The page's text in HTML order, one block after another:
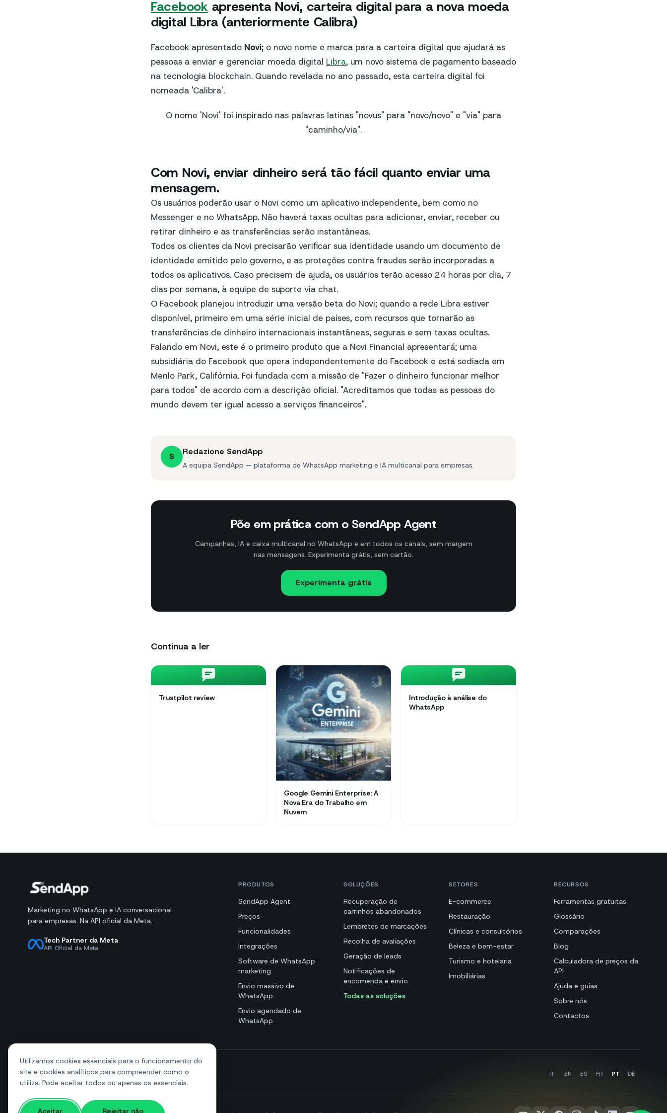
Utilizamos cookies essenciais para o funcionamento do
site e cookies analíticos para compreender como o
utiliza. Pode aceitar todos ou apenas os essenciais.
Aceitar Rejeitar não
Facebookapresenta Novi, carteira digital para a nova moeda
digital Libra (anteriormente Calibra)
Facebook apresentado Novi; o novo nome e marca para a carteira digital que ajudará as
pessoas a enviar e gerenciar moeda digital Libra, um novo sistema de pagamento baseado
na tecnologia blockchain. Quando revelada no ano passado, esta carteira digital foi
nomeada 'Calibra'.
O nome 'Novi' foi inspirado nas palavras latinas "novus" para "novo/novo" e "via" para
"caminho/via".
Com Novi, enviar dinheiro será tão fácil quanto enviar uma
mensagem.
Os usuários poderão usar o Novi como um aplicativo independente, bem como no
Messenger e no WhatsApp. Não haverá taxas ocultas para adicionar, enviar, receber ou
retirar dinheiro e as transferências serão instantâneas.
Todos os clientes da Novi precisarão verificar sua identidade usando um documento de
identidade emitido pelo governo, e as proteções contra fraudes serão incorporadas a
todos os aplicativos. Caso precisem de ajuda, os usuários terão acesso 24 horas por dia, 7
dias por semana, à equipe de suporte via chat.
O Facebook planejou introduzir uma versão beta do Novi; quando a rede Libra estiver
disponível, primeiro em uma série inicial de países, com recursos que tornarão as
transferências de dinheiro internacionais instantâneas, seguras e sem taxas ocultas.
Falando em Novi, este é o primeiro produto que a Novi Financial apresentará; uma
subsidiária do Facebook que opera independentemente do Facebook e está sediada em
Menlo Park, Califórnia. Foi fundada com a missão de "Fazer o dinheiro funcionar melhor
para todos" de acordo com a descrição oficial. "Acreditamos que todas as pessoas do
mundo devem ter igual acesso a serviços financeiros".
S Redazione SendApp
A equipa SendApp — plataforma de WhatsApp marketing e IA multicanal para empresas.
Põe em prática com o SendApp Agent
Campanhas, IA e caixa multicanal no WhatsApp e em todos os canais, sem margem
nas mensagens. Experimenta grátis, sem cartão.
Experimenta grátis
Continua a ler
Trustpilot review
Google Gemini Enterprise: A
Nova Era do Trabalho em
Nuvem
Introdução à análise do
WhatsApp
Marketing no WhatsApp e IA conversacional
para empresas. Na API oficial da Meta.
Tech Partner da Meta
API Oficial da Meta
PRODUTOS
SendApp Agent
Preços
Funcionalidades
Integrações
Software de WhatsApp
marketing
Envio massivo de
WhatsApp
Envio agendado de
WhatsApp
SOLUÇÕES
Recuperação de
carrinhos abandonados
Lembretes de marcações
Recolha de avaliações
Geração de leads
Notificações de
encomenda e envio
Todas as soluções
SETORES
E-commerce
Restauração
Clínicas e consultórios
Beleza e bem-estar
Turismo e hotelaria
Imobiliárias
RECURSOS
Ferramentas gratuitas
Glossário
Comparações
Blog
Calculadora de preços da
API
Ajuda e guias
Sobre nós
Contactos
+39 081 544 7792info@sendapp.live IT EN ES FR PT DE